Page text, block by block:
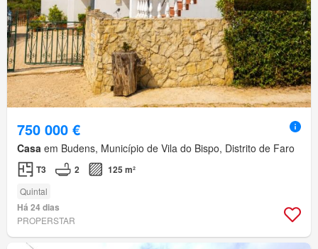
750 000 €
Casa em Budens, Município de Vila do Bispo, Distrito de Faro
T3 2 125 m²
Quintal
Há 24 dias
PROPERSTAR